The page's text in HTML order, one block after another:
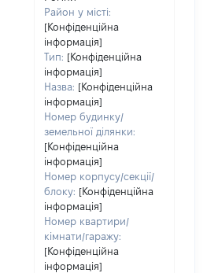
Район у місті:
[Конфіденційна
інформація]
Тип: [Конфіденційна
інформація]
Назва: [Конфіденційна
інформація]
Номер будинку/
земельної ділянки:
[Конфіденційна
інформація]
Номер корпусу/секції/
блоку: [Конфіденційна
інформація]
Номер квартири/
кімнати/гаражу:
[Конфіденційна
інформація]